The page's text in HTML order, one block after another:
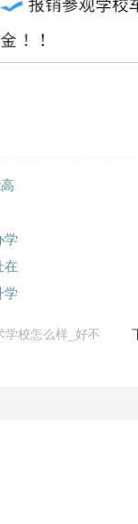
学
在
学
校怎么样_好不